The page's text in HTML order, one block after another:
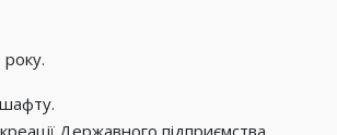
Державного підприємства